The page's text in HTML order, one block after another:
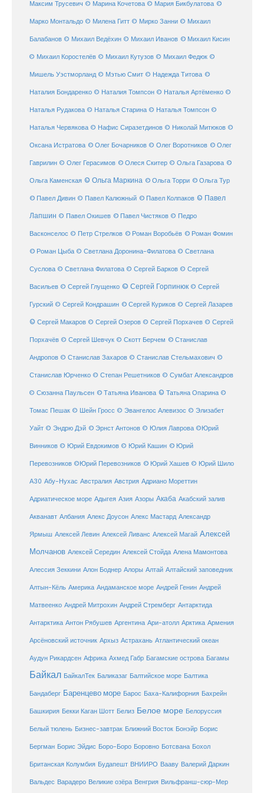
Максим Трусевич © Марина Кочетова © Мария Бикбулатова ©
Марко Монтальдо © Милена Гитт © Мирко Занни © Михаил
Балабанов © Михаил Ведёхин © Михаил Иванов © Михаил Кисин
© Михаил Коростелёв © Михаил Кутузов © Михаил Федюк ©
Мишель Уэстморланд © Мэтью Смит © Надежда Титова ©
Наталия Бондаренко © Наталия Томпсон © Наталья Артёменко ©
Наталья Рудакова © Наталья Старина © Наталья Томпсон ©
Наталья Червякова © Нафис Сиразетдинов © Николай Митюков ©
Оксана Истратова © Олег Бочарников © Олег Воротников © Олег
Гаврилин © Олег Герасимов © Олеся Скитер © Ольга Газарова ©
Ольга Каменская © Ольга Маркина © Ольга Торри © Ольга Тур
© Павел Дивин © Павел Калюжный © Павел Колпаков © Павел
Лапшин © Павел Окишев © Павел Чистяков © Педро
Васконселос © Петр Стрелков © Роман Воробьёв © Роман Фомин
© Роман Цыба © Светлана Доронина-Филатова © Светлана
Суслова © Светлана Филатова © Сергей Барков © Сергей
Васильев © Сергей Глущенко © Сергей Горпинюк © Сергей
Гурский © Сергей Кондрашин © Сергей Куриков © Сергей Лазарев
© Сергей Макаров © Сергей Озеров © Сергей Порхачев © Сергей
Порхачёв © Сергей Шевчук © Скотт Берчем © Станислав
Андропов © Станислав Захаров © Станислав Стельмахович ©
Станислав Юрченко © Степан Решетников © Сумбат Александров
© Сюзанна Паульсен © Татьяна Иванова © Татьяна Опарина ©
Томас Пешак © Шейн Гросс © Эвангелос Алевизос © Элизабет
Уайт © Эндрю Дэй © Эрнст Антонов © Юлия Лаврова ©Юрий
Винников © Юрий Евдокимов © Юрий Кашин © Юрий
Перевозников ©Юрий Перевозников © Юрий Хашев © Юрий Шило
А30 Абу-Нухас Австралия Австрия Адриано Мореттин
Адриатическое море Адыгея Азия Азоры Акаба Акабский залив
Акванавт Албания Алекс Доусон Алекс Мастард Александр
Ярмыш Алексей Левин Алексей Ливанс Алексей Магай Алексей
Молчанов Алексей Середин Алексей Стойда Алена Мамонтова
Алессия Зеккини Алон Боднер Алоры Алтай Алтайский заповедник
Алтын-Кёль Америка Андаманское море Андрей Генин Андрей
Матвеенко Андрей Митрохин Андрей Стремберг Антарктида
Антарктика Антон Рябушев Аргентина Ари-атолл Арктика Армения
Арсёновский источник Архыз Астрахань Атлантический океан
Аудун Рикардсен Африка Ахмед Габр Багамские острова Багамы
Байкал БайкалТек Баликазаг Балтийское море Балтика
Бандаберг Баренцево море Барос Баха-Калифорния Бахрейн
Башкирия Бекки Каган Шотт Белиз Белое море Белоруссия
Белый тюлень Бизнес-завтрак Ближний Восток Бонэйр Борис
Бергман Борис Эйдис Боро-Боро Боровно Ботсвана Бохол
Британская Колумбия Будапешт ВНИИРО Вааву Валерий Даркин
Вальдес Варадеро Великие озёра Венгрия Вильфранш-сюр-Мер